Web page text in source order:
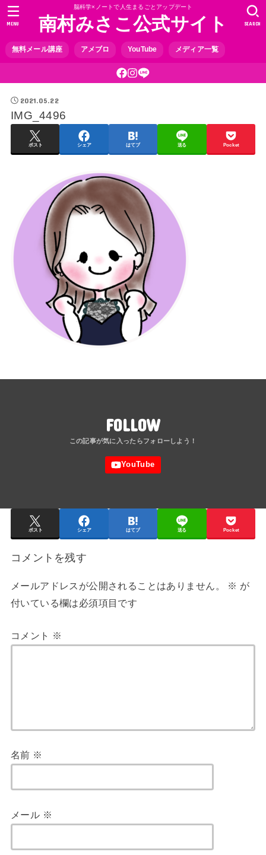
脳科学×ノートで人生まるごとアップデート
南村みさこ公式サイト
無料メール講座 アメブロ YouTube メディア一覧
SEARCH
MENU
2021.05.22
IMG_4496
ポスト シェア はてブ 送る Pocket
FOLLOW
ポスト シェア はてブ 送る Pocket
コメントを残す
メールアドレスが公開されることはありません。 ※ が
付いている欄は必須項目です
コメント ※
名前 ※
メール ※